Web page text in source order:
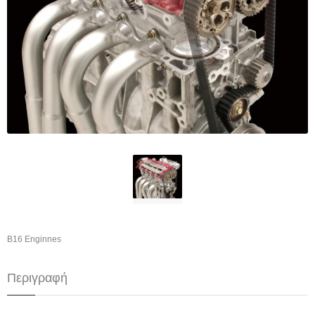
Β16 Enginnes
Περιγραφή